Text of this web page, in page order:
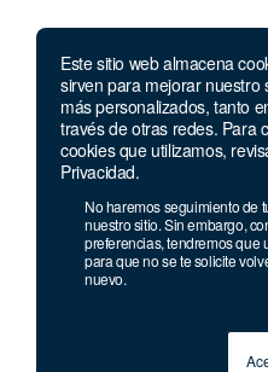
Este sitio web almacena
sirven para mejorar nuestro
más personalizados, tanto
través de otras redes. Para
cookies que utilizamos,
Privacidad.
No haremos seguimiento de
nuestro sitio. Sin embargo,
preferencias, tendremos que
para que no se te solicite
nuevo.
Llámanos
Lunes a jueves de 7 a.m.
a 5:00 p.m. Viernes de
7 a.m. a 4 p.m. Sábados de 8
Celular y Whatsapp:333 033
Bogotá:381 92 69